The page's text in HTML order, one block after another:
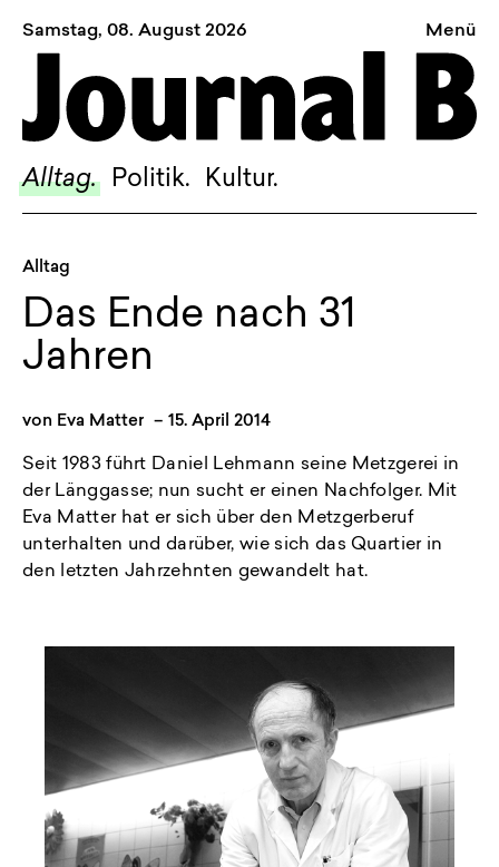
Samstag, 08. August 2026
Alltag. Politik. Kultur.
Menü
Sagt, was Bern bewegt
Alltag.
Politik.
Kultur.
Dossier.
INSTAGRAM
BLUESKY
Alltag
Das Ende nach 31
Jahren
von Eva Matter – 15. April 2014
Seit 1983 führt Daniel Lehmann seine Metzgerei in
der Länggasse; nun sucht er einen Nachfolger. Mit
Eva Matter hat er sich über den Metzgerberuf
unterhalten und darüber, wie sich das Quartier in
den letzten Jahrzehnten gewandelt hat.